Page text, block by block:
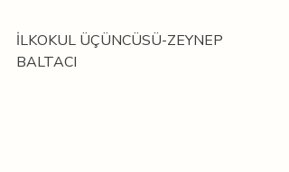
İLKOKUL ÜÇÜNCÜSÜ-ZEYNEP
BALTACI